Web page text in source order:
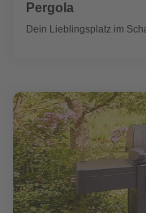
Pergola
Dein Lieblingsplatz im